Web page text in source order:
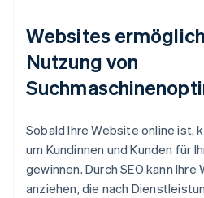
Websites
Nutzung von
Sobald Ihre Website online ist,
um Kundinnen und Kunden für
gewinnen. Durch SEO kann
anziehen, die nach